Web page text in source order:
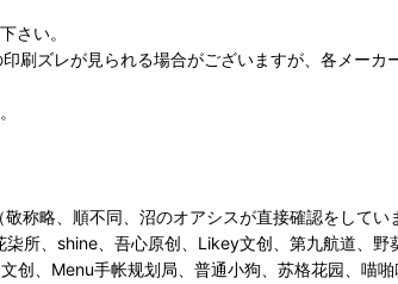
さい。
刷ズレが見られる場合がございますが、各メー
略、順不同、沼のオアシスが直接確認をしてい
所、shine、吾心原创、Likey文创、第九航道、
创、Menu手帐规划局、普通小狗、苏格花园、